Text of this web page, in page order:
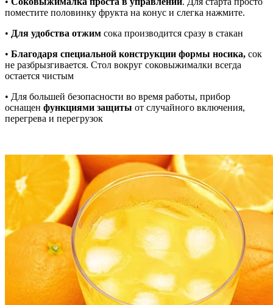
поместите половинку фрукта на конус и слегка нажмите.
• Для удобства отжим сока производится сразу в стакан
• Благодаря специальной конструкции формы носика, сок
не разбрызгивается. Стол вокруг соковыжималки всегда
остается чистым
• Для большей безопасности во время работы, прибор
оснащен функциями защиты от случайного включения,
перегрева и перегрузок